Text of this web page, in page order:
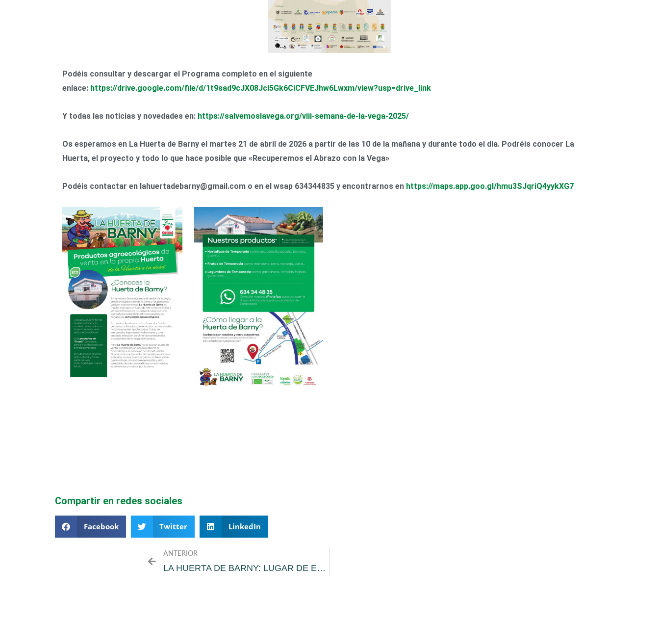
Podéis consultar y descargar el Programa completo en el siguiente
enlace: https://drive.google.com/file/d/1t9sad9cJX08Jcl5Gk6CiCFVEJhw6Lwxm/view?usp=drive_link
Y todas las noticias y novedades en: https://salvemoslavega.org/viii-semana-de-la-vega-2025/
Os esperamos en La Huerta de Barny el martes 21 de abril de 2026 a partir de las 10 de la mañana y durante todo el día. Podréis conocer La
Huerta, el proyecto y todo lo que hace posible que «Recuperemos el Abrazo con la Vega»
Podéis contactar en lahuertadebarny@gmail.com o en el wsap 634344835 y encontrarnos en https://maps.app.goo.gl/hmu3SJqriQ4yykXG7
Compartir en redes sociales
Facebook Twitter LinkedIn
ANTERIOR
LA HUERTA DE BARNY: LUGAR DE ENCUENTRO, DE PRODUCCIÓN Y DE CONSUMO RESPONSABLE